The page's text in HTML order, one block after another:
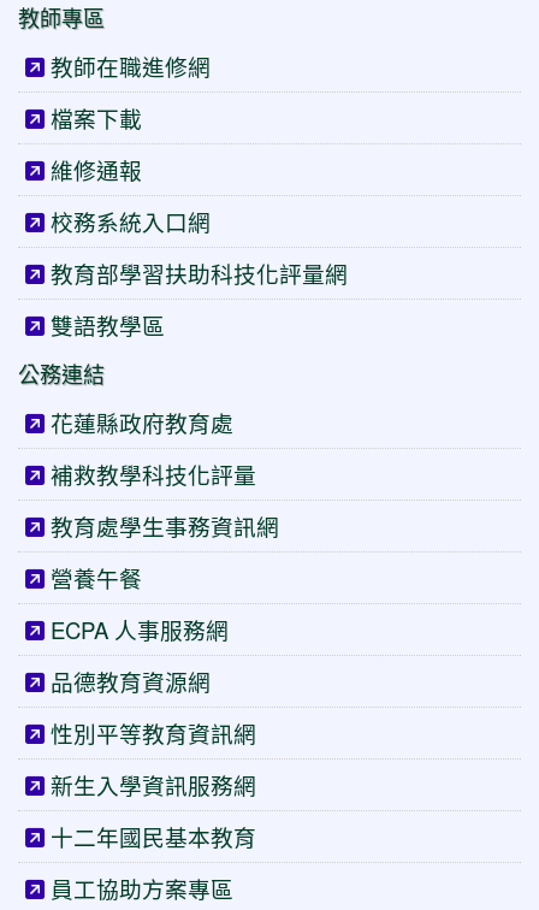
教師專區
教師在職進修網
檔案下載
維修通報
校務系統入口網
教育部學習扶助科技化評量網
雙語教學區
公務連結
花蓮縣政府教育處
補救教學科技化評量
教育處學生事務資訊網
營養午餐
ECPA 人事服務網
品德教育資源網
性別平等教育資訊網
新生入學資訊服務網
十二年國民基本教育
員工協助方案專區